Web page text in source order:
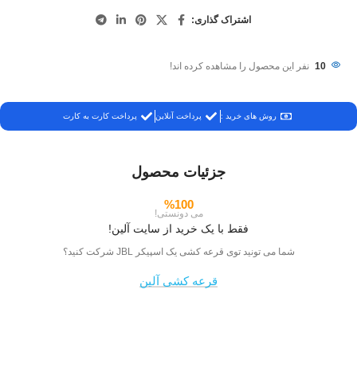
اشتراک گذاری:
10 نفر این محصول را مشاهده کرده اند!
روش های خرید : پرداخت آنلاین پرداخت کارت به کارت
جزئیات محصول
%100
می دونستی!
فقط با یک خرید از سایت آلین!
شما می تونید توی قرعه کشی یک اسپیکر JBL شرکت کنید؟
قرعه کشی آلین